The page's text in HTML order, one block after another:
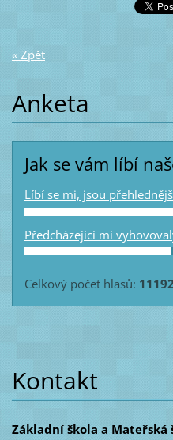
« Zpět
Anketa
Jak se vám líbí
Líbí se mi, jsou
Předcházející mi
Celkový počet hlasů: 11192
Kontakt
Základní škola a Mateřská